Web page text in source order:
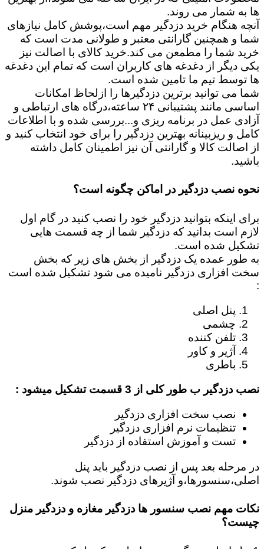
ها به شمار می روند.
آنچه هنگام خرید دزدگیر مهم است،پوشش کامل نیازهای
شما و همچنین گارانتی معتبر و طولانی مدت است که
خرید شما را مطمعن می کند.خرید کالای با اصالت نیز
یکی دیگر از دغدغه های کاربران است که تمام این دغدغه
ها توسط تیم ما تامین شده است.
شما می توانید برترین دزدگیرها را ازلحاظ امکانات
اساسی مانند پشتیبانی ۲۴ ساعته،درگاه های ارتباطی و
آزادی عمل در برنامه ریزی و...بررسی شده و با اطلاعات
کامل و ریزبینانه بهترین دزدگیر را برای خود انتخاب کنید و
از اصالت کالا و گارانتی آن نیز اطمینان کامل داشته
باشید.
نحوه نصب دزدگیر در اماکن چگونه است؟
برای اینکه بتوانید دزدگیر خود را نصب کنید در گام اول
لازم است بدانید که دزدگیر شما از چه قسمت هایی
تشکیل شده است.
به طور عمده یک دزدگیر از بخش های زیر که بخش
سخت افزاری دزدگیر نامیده می شود تشکیل شده است
:
پنل اصلی
چشمی
تلفن کننده
آژیر و کاور
باطری
نصب دزدگیر ب طور کلی از 3 قسمت تشکیل میشود :
نصب سخت افزاری دزدگیر
تنظیمات نرم افزاری دزدگیر
تست و آموزش استفاده از دزدگیر
در مرحله بعد پس از نصب دزدگیر باید پنل
اصلی،سنسورها،و آژیرهای دزدگیر نصب شوند.
نکات مهم نصب سنسور ها دزدگیر مغازه و دزدگیر منزل
چیست؟